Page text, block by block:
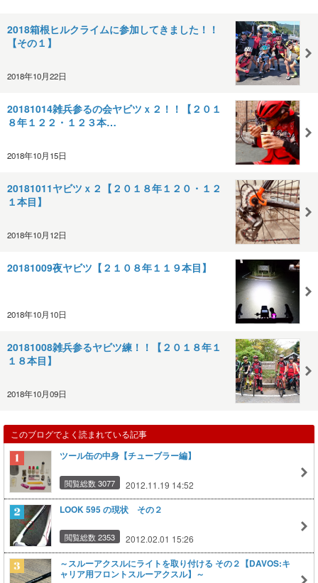
2018箱根ヒルクライムに参加してきました！！
【その１】
2018年10月22日
20181014雑兵参るの会ヤビツｘ２！！【２０１
８年１２２・１２３本…
2018年10月15日
20181011ヤビツｘ２【２０１８年１２０・１２
１本目】
2018年10月12日
20181009夜ヤビツ【２１０８年１１９本目】
2018年10月10日
20181008雑兵参るヤビツ練！！【２０１８年１
１８本目】
2018年10月09日
このブログでよく読まれている記事
ツール缶の中身【チューブラー編】
閲覧総数 3077 2012.11.19 14:52
LOOK 595 の現状 その２
閲覧総数 2353 2012.02.01 15:26
～スルーアクスルにライトを取り付ける その２【DAVOS:キ
ャリア用フロントスルーアクスル】～